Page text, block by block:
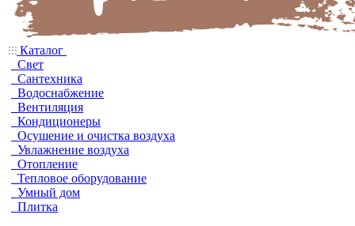
Каталог
Свет
Сантехника
Водоснабжение
Вентиляция
Кондиционеры
Осушение и очистка воздуха
Увлажнение воздуха
Отопление
Тепловое оборудование
Умный дом
Плитка